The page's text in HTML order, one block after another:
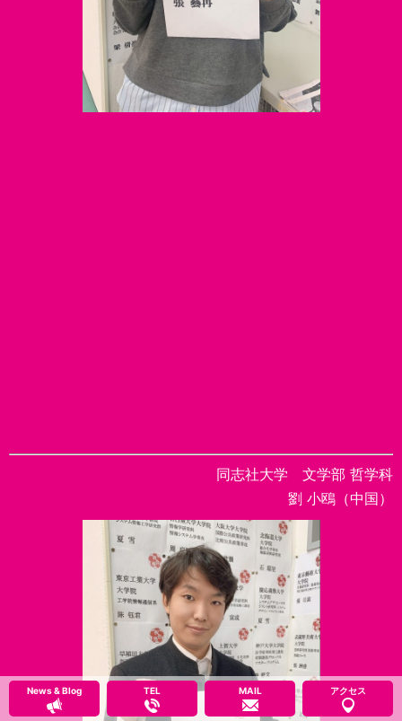
同志社大学 文学部 哲学科
劉 小鴎（中国）
News & Blog TEL MAIL アクセス